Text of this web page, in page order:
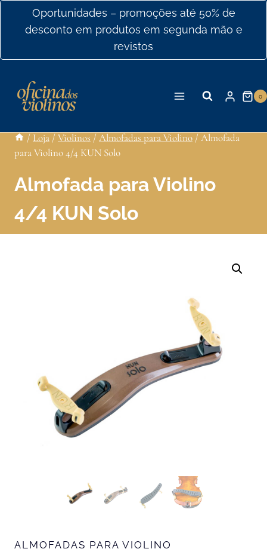
conteúdo
Oportunidades – promoções até 50% de
desconto em produtos em segunda mão e
revistos
0
/ Loja /Violinos /Almofadas para Violino /Almofada
para Violino 4/4 KUN Solo
Almofada para Violino
4/4 KUN Solo
ALMOFADAS PARA VIOLINO